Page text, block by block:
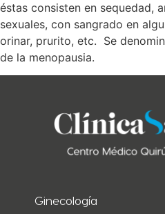
éstas consisten en sequedad,
sexuales, con sangrado en
orinar, prurito, etc. Se
de la menopausia.
Ginecología